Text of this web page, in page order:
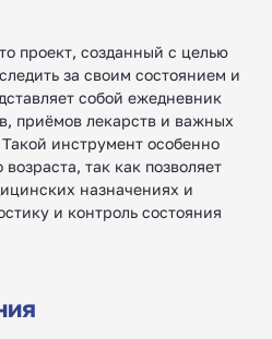
проект, созданный с целью
за своим состоянием и
собой ежедневник
приёмов лекарств и важных
инструмент особенно
так как позволяет
назначениях и
и контроль состояния